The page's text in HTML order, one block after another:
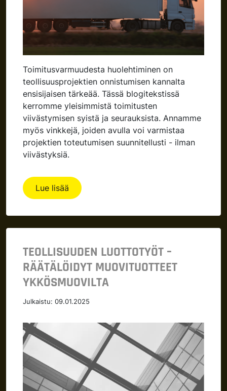
Toimitusvarmuudesta huolehtiminen on
teollisuusprojektien onnistumisen kannalta
ensisijaisen tärkeää. Tässä blogitekstissä
kerromme yleisimmistä toimitusten
viivästymisen syistä ja seurauksista. Annamme
myös vinkkejä, joiden avulla voi varmistaa
projektien toteutumisen suunnitellusti - ilman
viivästyksiä.
Lue lisää
TEOLLISUUDEN LUOTTOTYÖT –
RÄÄTÄLÖIDYT MUOVITUOTTEET
YKKÖSMUOVILTA
Julkaistu: 09.01.2025